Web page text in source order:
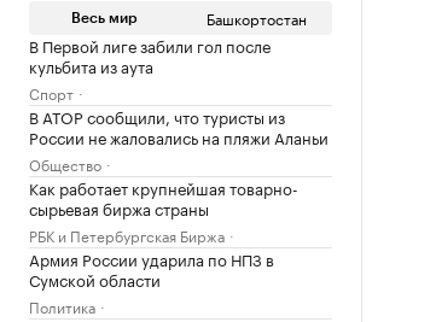
Весь мир Башкортостан
В Первой лиге забили гол после
кульбита из аута
Спорт
В АТОР сообщили, что туристы из
России не жаловались на пляжи Аланьи
Общество
Как работает крупнейшая товарно-
сырьевая биржа страны
РБК и Петербургская Биржа
Армия России ударила по НПЗ в
Сумской области
Политика